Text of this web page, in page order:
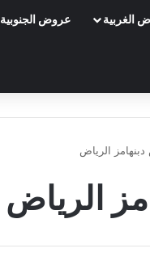
الغربية عروض الجنوبية
الرياض
الرياض